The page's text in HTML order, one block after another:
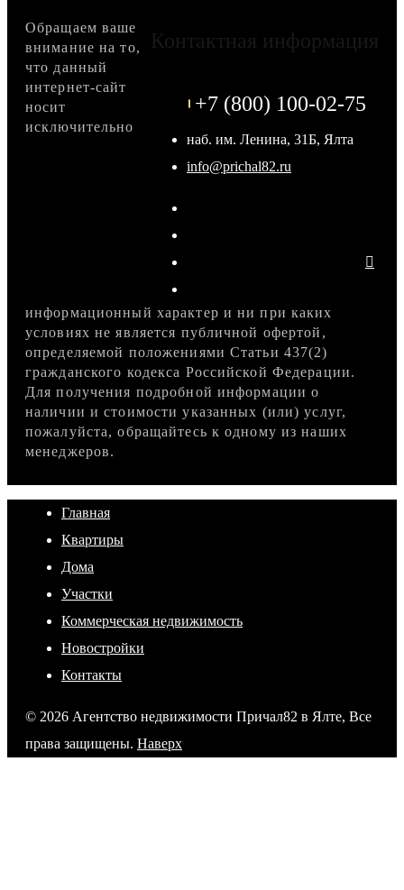
Контактная информация
+7 (800) 100-02-75
наб. им. Ленина, 31Б, Ялта
info@prichal82.ru
Обращаем ваше
внимание на то,
что данный
интернет-сайт
носит
исключительно
информационный характер и ни при каких
условиях не является публичной офертой,
определяемой положениями Статьи 437(2)
гражданского кодекса Российской Федерации.
Для получения подробной информации о
наличии и стоимости указанных (или) услуг,
пожалуйста, обращайтесь к одному из наших
менеджеров.
Главная
Квартиры
Дома
Участки
Коммерческая недвижимость
Новостройки
Контакты
© 2026 Агентство недвижимости Причал82 в Ялте, Все
права защищены. Наверх